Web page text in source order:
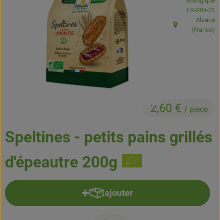
Accessoires et divers
Cosmétique et hygiène
C'est nous
Speltines - petits pains grillés
d'épeautre 200g
2,60 € / piece
, Autorité
FR-BIO-01
, Origine:
Alsace
(France)
ajouter
Ajouter le produit au panier